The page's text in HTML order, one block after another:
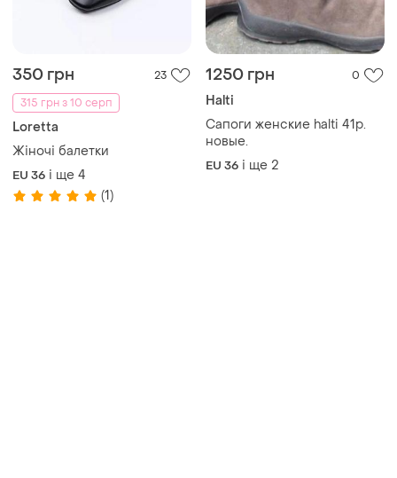
350 грн
23
315 грн з 10 серп
Loretta
Жіночі балетки
EU 36 і ще 4
(1)
1250 грн 0
Halti
Сапоги женские halti 41р.
новые.
EU 36 і ще 2